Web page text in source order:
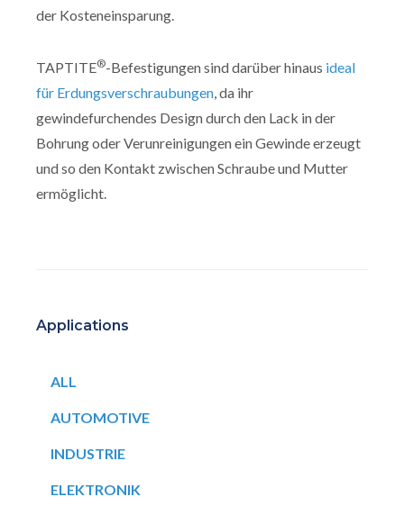
der Kosteneinsparung.
TAPTITE®-Befestigungen sind darüber hinaus ideal
für Erdungsverschraubungen , da ihr
gewindefurchendes Design durch den Lack in der
Bohrung oder Verunreinigungen ein Gewinde erzeugt
und so den Kontakt zwischen Schraube und Mutter
ermöglicht.
Applications
ALL
AUTOMOTIVE
INDUSTRIE
ELEKTRONIK